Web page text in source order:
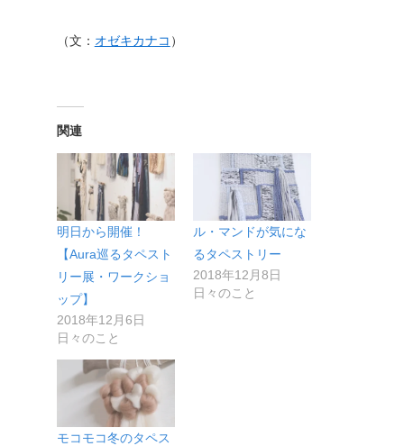
（文： オゼキカナコ ）
関連
明日から開催！
【Aura巡るタペスト
リー展・ワークショ
ップ】
2018年12月6日
日々のこと
ル・マンドが気にな
るタペストリー
2018年12月8日
日々のこと
モコモコ冬のタペス